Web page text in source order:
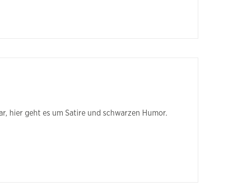
hier geht es um Satire und schwarzen Humor.